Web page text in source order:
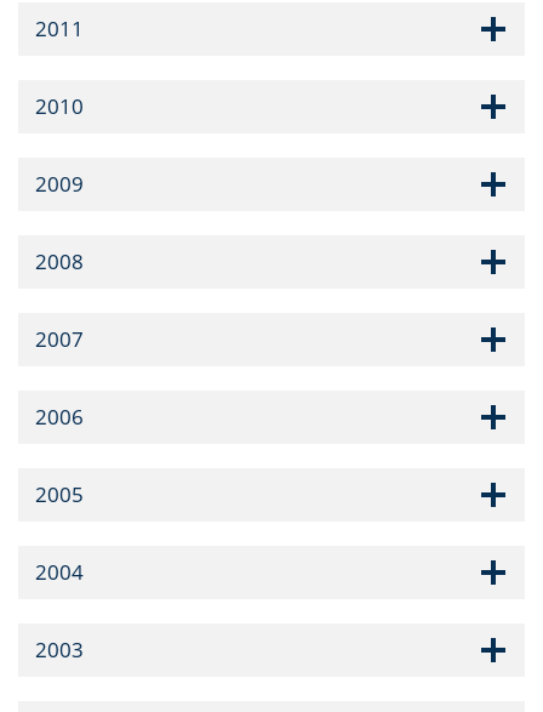
2011
2010
2009
2008
2007
2006
2005
2004
2003